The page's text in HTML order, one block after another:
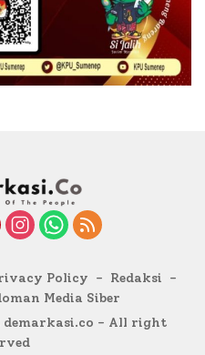
Policy
Redaksi
Media Siber
demarkasi.co - All right